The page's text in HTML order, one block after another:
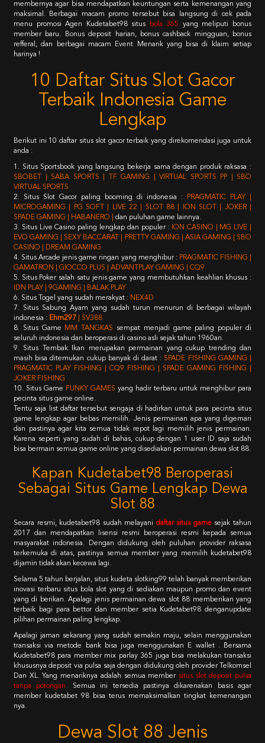
membernya agar bisa mendapatkan keuntungan serta kemenangan yang
maksimal. Berbagai macam promo tersebut bisa langsung di cek pada
menu promosi Agen Kudetabet98 situs
bola 365
yang meliputi bonus
member baru. Bonus deposit harian, bonus cashback mingguan, bonus
refferal, dan berbagai macam Event Menarik yang bisa di klaim setiap
harinya !
10 Daftar Situs Slot Gacor
Terbaik Indonesia Game
Lengkap
Berikut ini 10 daftar situs slot gacor terbaik yang direkomendasi juga untuk
anda :
1. Situs Sportsbook yang langsung bekerja sama dengan produk raksasa :
SBOBET | SABA SPORTS | TF GAMING | VIRTUAL SPORTS PP | SBO
VIRTUAL SPORTS
2. Situs Slot Gacor paling booming di indonesia :
PRAGMATIC PLAY |
MICROGAMING | PG SOFT | LIVE 22 | SLOT 88 | ION SLOT | JOKER |
SPADE GAMING | HABANERO |
dan puluhan game lainnya.
3. Situs Live Casino paling lengkap dan populer : ION CASINO | MG LIVE |
EVO GAMING | SEXY BACCARAT | PRETTY GAMING | ASIA GAMING | SBO
CASINO | DREAM GAMING
4. Situs Arcade jenis game ringan yang menghibur : PRAGMATIC FISHING |
GAMATRON | GIOCCO PLUS | ADVANTPLAY GAMING | CQ9
5. Situs Poker salah satu jenis game yang membutuhkan keahlian khusus :
IDN PLAY | 9GAMING | BALAK PLAY
6. Situs Togel yang sudah merakyat : NEX4D
7. Situs Sabung Ayam yang sudah turun menurun di berbagai wilayah
indonesia : Ehm297 | SV388
8. Situs Game
MM TANGKAS
sempat menjadi game paling populer di
seluruh indonesia dan beroperasi di casino asli sejak tahun 1960an.
9. Situs Tembak Ikan merupakan permainan yang cukup trending dan
masih bisa ditemukan cukup banyak di darat : SPADE FISHING GAMING |
PRAGMATIC PLAY FISHING | CQ9 FISHING | SPADE GAMING FISHING |
JOKER FISHING
10. Situs Game FUNKY GAMES yang hadir terbaru untuk menghibur para
pecinta situs game online.
Tentu saja list daftar tersebut sengaja di hadirkan untuk para pecinta situs
game lengkap agar bebas memilih. Jenis permainan apa yang digemari
dan pastinya agar kita semua tidak repot lagi memilih jenis permainan.
Karena seperti yang sudah di bahas, cukup dengan 1 user ID saja sudah
bisa bermain semua game online yang disediakan permainan dewa slot 88.
Kapan Kudetabet98 Beroperasi
Sebagai Situs Game Lengkap Dewa
Slot 88
Secara resmi, kudetabet98 sudah melayani daftar situs game sejak tahun
2017 dan mendapatkan lisensi resmi beroperasi resmi kepada semua
masyarakat indonesia. Dengan didukung oleh puluhan provider raksasa
terkemuka di atas, pastinya semua member yang memilih kudetabet98
dijamin tidak akan kecewa lagi.
Selama 5 tahun berjalan, situs kudeta slotking99 telah banyak memberikan
inovasi terbaru situs bola slot yang di sediakan maupun promo dan event
yang di berikan. Apalagi jenis permainan dewa slot 88 memberikan yang
terbaik bagi para bettor dan member setia Kudetabet98 denganupdate
pilihan permainan paling lengkap.
Apalagi jaman sekarang yang sudah semakin maju, selain menggunakan
transaksi via metode bank bisa juga menggunakan E wallet . Bersama
Kudetabet98 para member mix parlay 365 juga bisa melakukan transaksi
khususnya deposit via pulsa saja dengan didukung oleh provider Telkomsel
Dan XL. Yang menariknya adalah semua member situs slot deposit pulsa
tanpa potongan.
Semua ini tersedia pastinya dikarenakan basis agar
member kudetabet 98 bisa terus memaksimalkan tingkat kemenangan
nya.
Dewa Slot 88 Jenis